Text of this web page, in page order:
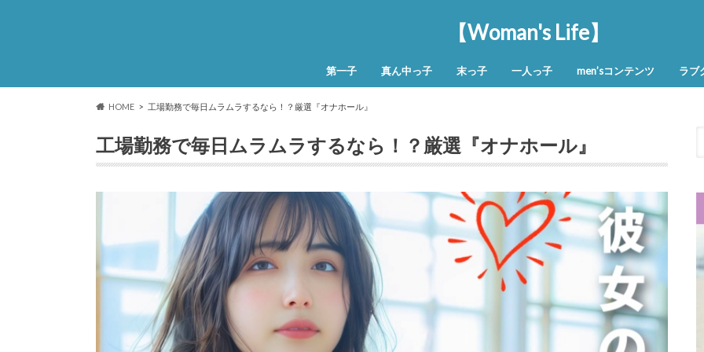
【Woman's Life】
第一子 真ん中っ子 末っ子 一人っ子 men’sコンテンツ ラブ
HOME 工場勤務で毎日ムラムラするなら！？厳選『オナホール』
工場勤務で毎日ムラムラするなら！？厳選『オナホール』